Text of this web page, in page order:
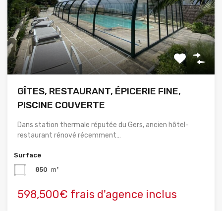
GÎTES, RESTAURANT, ÉPICERIE FINE,
PISCINE COUVERTE
Dans station thermale réputée du Gers, ancien hôtel-
restaurant rénové récemment…
Surface
850 m²
598,500€ frais d'agence inclus